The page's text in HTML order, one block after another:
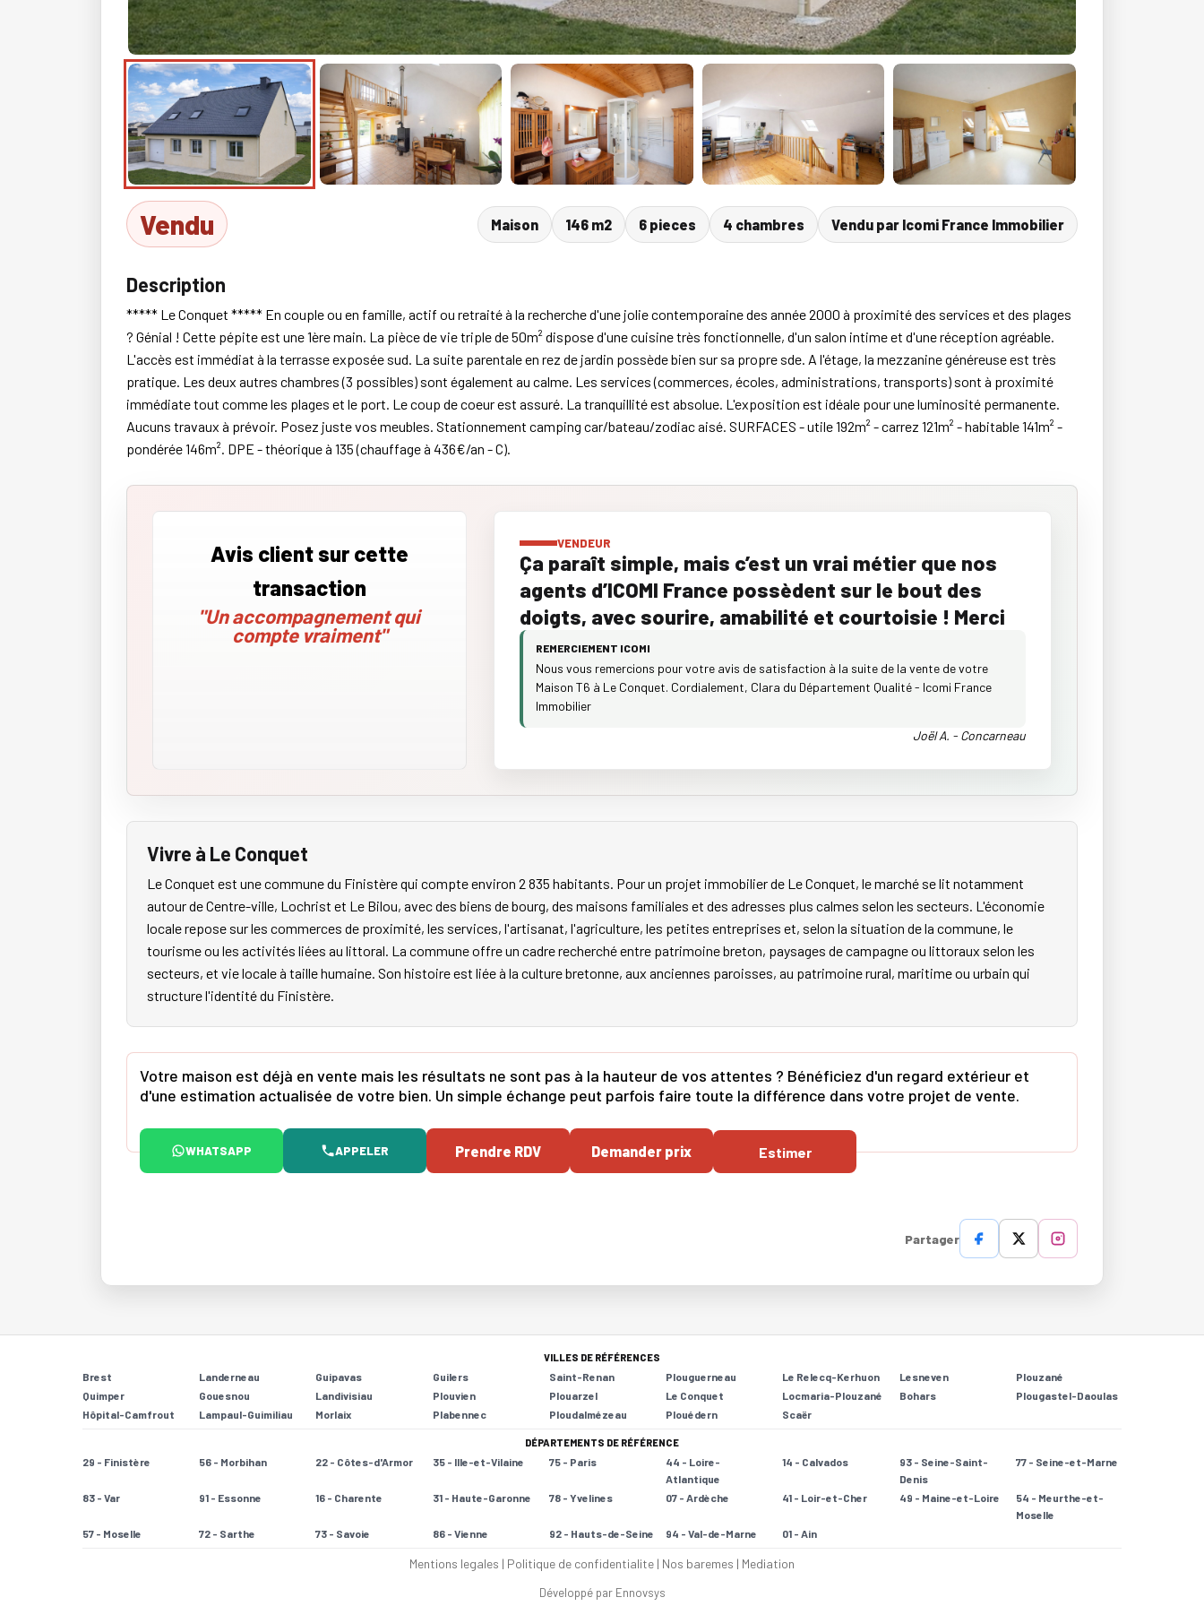
Vendu Maison 146 m2 6 pieces 4 chambres Vendu par Icomi France Immobilier
Description
***** Le Conquet ***** En couple ou en famille, actif ou retraité à la recherche d'une jolie contemporaine des année 2000 à proximité des services et des plages
? Génial ! Cette pépite est une 1ère main. La pièce de vie triple de 50m² dispose d'une cuisine très fonctionnelle, d'un salon intime et d'une réception agréable.
L'accès est immédiat à la terrasse exposée sud. La suite parentale en rez de jardin possède bien sur sa propre sde. A l'étage, la mezzanine généreuse est très
pratique. Les deux autres chambres (3 possibles) sont également au calme. Les services (commerces, écoles, administrations, transports) sont à proximité
immédiate tout comme les plages et le port. Le coup de coeur est assuré. La tranquillité est absolue. L'exposition est idéale pour une luminosité permanente.
Aucuns travaux à prévoir. Posez juste vos meubles. Stationnement camping car/bateau/zodiac aisé. SURFACES - utile 192m² - carrez 121m² - habitable 141m² -
pondérée 146m². DPE - théorique à 135 (chauffage à 436€/an - C).
Avis client sur cette
transaction
"Un accompagnement qui
compte vraiment"
VENDEUR
Ça paraît simple, mais c’est un vrai métier que nos
agents d’ICOMI France possèdent sur le bout des
doigts, avec sourire, amabilité et courtoisie ! Merci
REMERCIEMENT ICOMI
Nous vous remercions pour votre avis de satisfaction à la suite de la vente de votre
Maison T6 à Le Conquet. Cordialement, Clara du Département Qualité - Icomi France
Immobilier
Joël A. - Concarneau
Vivre à Le Conquet
Le Conquet est une commune du Finistère qui compte environ 2 835 habitants. Pour un projet immobilier de Le Conquet, le marché se lit notamment
autour de Centre-ville, Lochrist et Le Bilou, avec des biens de bourg, des maisons familiales et des adresses plus calmes selon les secteurs. L'économie
locale repose sur les commerces de proximité, les services, l'artisanat, l'agriculture, les petites entreprises et, selon la situation de la commune, le
tourisme ou les activités liées au littoral. La commune offre un cadre recherché entre patrimoine breton, paysages de campagne ou littoraux selon les
secteurs, et vie locale à taille humaine. Son histoire est liée à la culture bretonne, aux anciennes paroisses, au patrimoine rural, maritime ou urbain qui
structure l'identité du Finistère.
Votre maison est déjà en vente mais les résultats ne sont pas à la hauteur de vos attentes ? Bénéficiez d'un regard extérieur et
d'une estimation actualisée de votre bien. Un simple échange peut parfois faire toute la différence dans votre projet de vente.
WHATSAPP APPELER Prendre RDV Demander prix Estimer
Partager
VILLES DE RÉFÉRENCES
Brest Landerneau Guipavas Guilers Saint-Renan Plouguerneau Le Relecq-Kerhuon Lesneven
Plouzané
Quimper
Gouesnou Landivisiau Plouvien Plouarzel Le Conquet Locmaria-Plouzané Bohars
Plougastel-Daoulas
Hôpital-Camfrout
Lampaul-Guimiliau Morlaix Plabennec Ploudalmézeau Plouédern Scaër
DÉPARTEMENTS DE RÉFÉRENCE
29 - Finistère 56 - Morbihan 22 - Côtes-d'Armor 35 - Ille-et-Vilaine 75 - Paris
44 - Loire-
Atlantique
14 - Calvados
93 - Seine-Saint-
Denis
77 - Seine-et-Marne
83 - Var 91 - Essonne 16 - Charente 31 - Haute-Garonne 78 - Yvelines 07 - Ardèche 41 - Loir-et-Cher 49 - Maine-et-Loire
54 - Meurthe-et-
Moselle
57 - Moselle
72 - Sarthe 73 - Savoie 86 - Vienne 92 - Hauts-de-Seine 94 - Val-de-Marne 01 - Ain
Mentions legales | Politique de confidentialite | Nos baremes | Mediation
Développé par Ennovsys